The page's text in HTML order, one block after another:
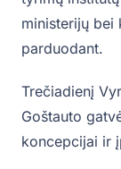
ministerijų bei
parduodant.
Trečiadienį
Goštauto
koncepcijai ir